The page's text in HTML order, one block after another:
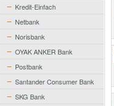
Kredit-Einfach
Netbank
Norisbank
OYAK ANKER Bank
Postbank
Santander Consumer Bank
SKG Bank